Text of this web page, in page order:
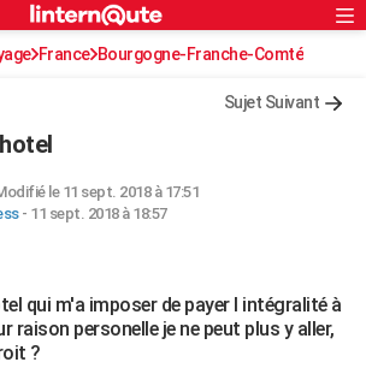
Rechercher
S'inscrire
Connexion
France Bourgogne-Franche-Comté
Sujet Suivant
le 11 sept. 2018 à 17:51
- 11 sept. 2018 à 18:57
qui m'a imposer de payer l intégralité à
raison personelle je ne peut plus y aller,
?